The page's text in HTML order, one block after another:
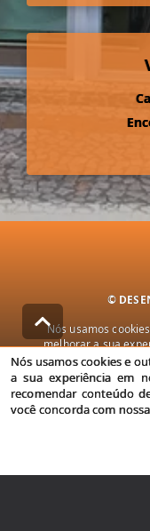
©
Nós usamos
melhorar a sua
publicidade e
nossos serviços, você
Política
Nós usamos cookies e
a sua experiência em
recomendar conteúdo
você concorda com nossa